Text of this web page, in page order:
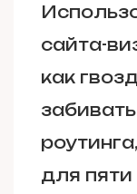
сайта-
как
для